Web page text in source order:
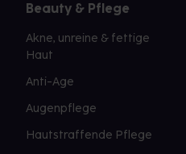
Beauty & Pflege
Akne, unreine & fettige
Haut
Anti-Age
Augenpflege
Hautstraffende Pflege